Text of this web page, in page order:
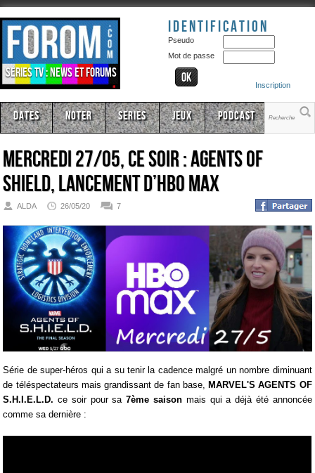
Séries TV : news et forums
Identification
Pseudo
Mot de passe
Inscription
Dates Noter Series Jeux Podcast
Mercredi 27/05, ce soir : Agents of
SHIELD, lancement d’HBO Max
ALDA 26/05/20 7
Série de super-héros qui a su tenir la cadence malgré un nombre diminuant
de téléspectateurs mais grandissant de fan base, MARVEL'S AGENTS OF
S.H.I.E.L.D.ce soir pour sa7ème saison mais qui a déjà été annoncée
comme sa dernière :